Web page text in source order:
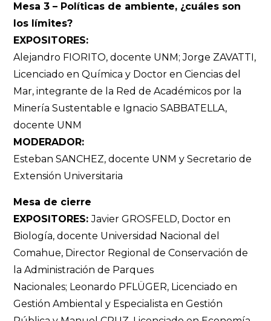
Mesa 3 – Políticas de ambiente, ¿cuáles son
los límites?
EXPOSITORES:
Alejandro FIORITO, docente UNM; Jorge ZAVATTI,
Licenciado en Química y Doctor en Ciencias del
Mar, integrante de la Red de Académicos por la
Minería Sustentable e Ignacio SABBATELLA,
docente UNM
MODERADOR:
Esteban SANCHEZ, docente UNM y Secretario de
Extensión Universitaria
Mesa de cierre
EXPOSITORES:Javier GROSFELD, Doctor en
Biología, docente Universidad Nacional del
Comahue, Director Regional de Conservación de
la Administración de Parques
Nacionales; Leonardo PFLÜGER, Licenciado en
Gestión Ambiental y Especialista en Gestión